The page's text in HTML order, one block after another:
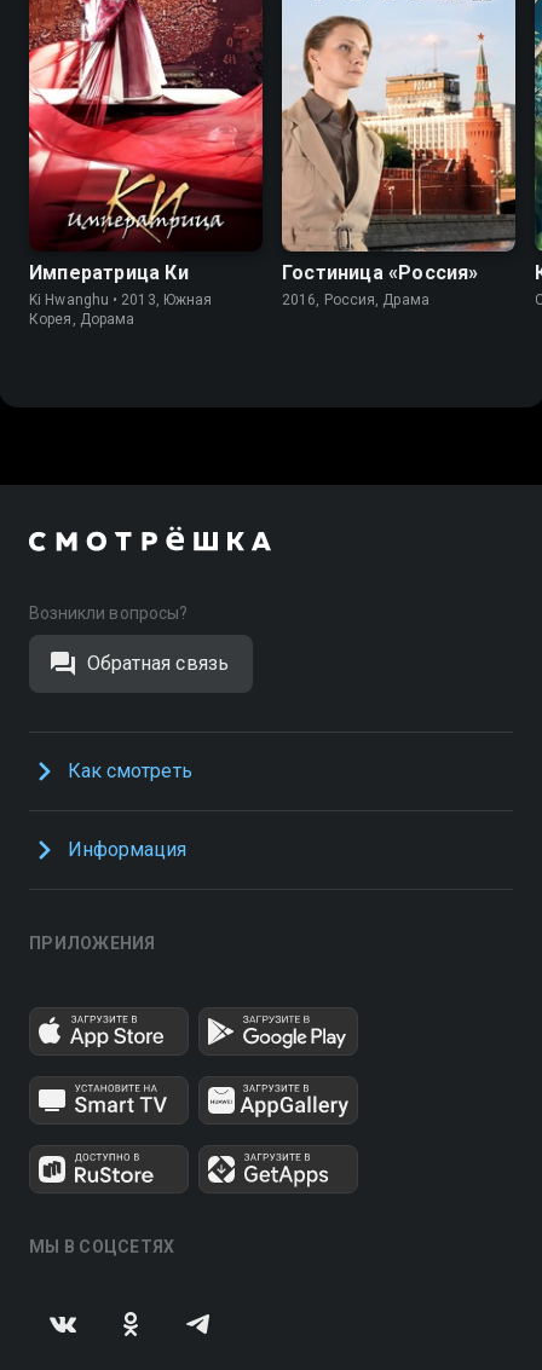
Императрица Ки
Ki Hwanghu • 2013, Южная
Корея, Дорама
Гостиница «Россия»
2016, Россия, Драма
Возникли вопросы?
Обратная связь
Как смотреть
Информация
ПРИЛОЖЕНИЯ
МЫ В СОЦСЕТЯХ